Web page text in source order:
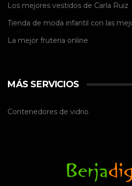
Los mejores vestidos de Carla Ruiz
Tienda de moda infantil con las
La mejor fruteria online
MÁS SERVICIOS
Contenedores de vidrio